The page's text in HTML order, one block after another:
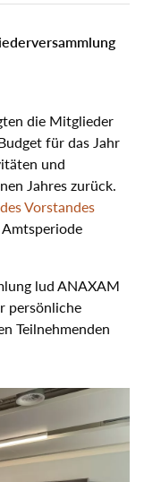
die Mitglieder
für das Jahr
und
Jahres zurück.
Vorstandes
lud ANAXAM
persönliche
Teilnehmenden